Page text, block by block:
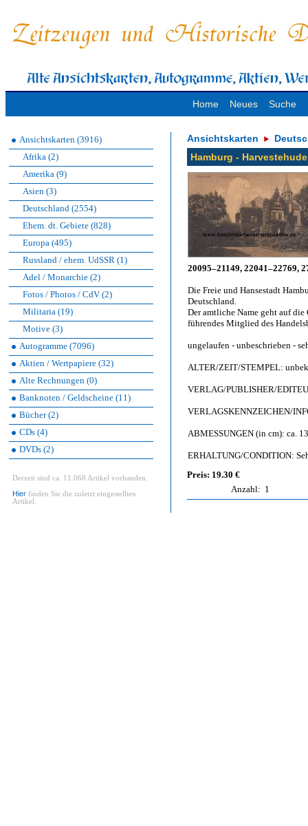
Home Neues Suche
Ansichtskarten (3916)
Afrika (2)
Amerika (9)
Asien (3)
Deutschland (2554)
Ehem. dt. Gebiete (828)
Europa (495)
Russland / ehem. UdSSR (1)
Adel / Monarchie (2)
Fotos / Photos / CdV (2)
Militaria (19)
Motive (3)
Autogramme (7096)
Aktien / Wertpapiere (32)
Alte Rechnungen (0)
Banknoten / Geldscheine (11)
Bücher (2)
CDs (4)
DVDs (2)
Derzeit sind ca. 11.068 Artikel vorhanden.
Hier finden Sie die zuletzt eingestellten
Artikel.
Ansichtskarten
Hamburg -
20095–21149, 22041–22769,
Die Freie und Hansestadt
Deutschland.
Der amtliche Name geht auf die
führendes Mitglied des
ungelaufen - unbeschrieben -
ALTER/ZEIT/STEMPEL:
VERLAG/PUBLISHER/
VERLAGSKENNZEICHEN/
ABMESSUNGEN (in cm): ca.
ERHALTUNG/CONDITION:
Preis: 19.30 €
Anzahl: 1